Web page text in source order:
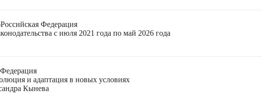
Российская Федерация
с июля 2021 года по май 2026 года
и адаптация в новых условиях
Кынева